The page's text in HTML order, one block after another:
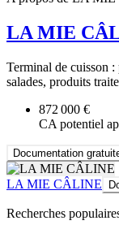
LA MIE
Terminal de cuisson :
salades, produits
872 000 €
CA potentiel
Documentation
LA MIE CÂLINE
Recherches